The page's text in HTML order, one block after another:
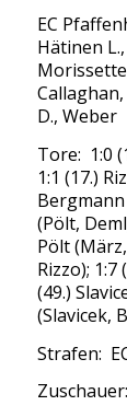
EC
Hätinen
D., Weber
Tore: 1:0
1:1 (17.)
Bergmann
(Pölt,
Pölt
Rizzo); 1:7
(49.)
(Slavicek,
Strafen: